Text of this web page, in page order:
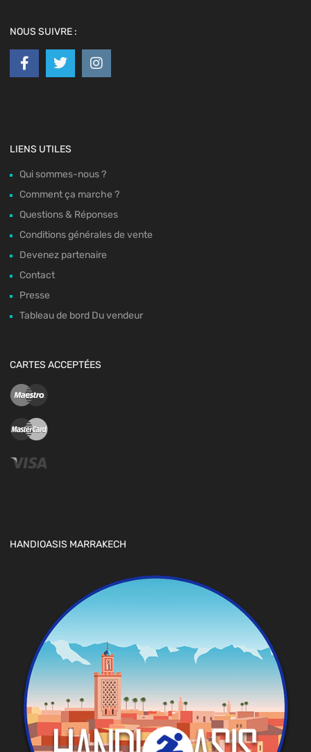
NOUS SUIVRE :
LIENS UTILES
Qui sommes-nous ?
Comment ça marche ?
Questions & Réponses
Conditions générales de vente
Devenez partenaire
Contact
Presse
Tableau de bord Du vendeur
CARTES ACCEPTÉES
HANDIOASIS MARRAKECH